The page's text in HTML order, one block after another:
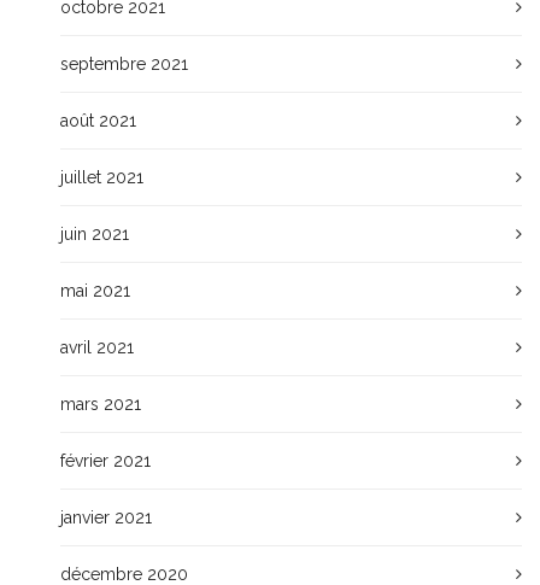
octobre 2021
septembre 2021
août 2021
juillet 2021
juin 2021
mai 2021
avril 2021
mars 2021
février 2021
janvier 2021
décembre 2020